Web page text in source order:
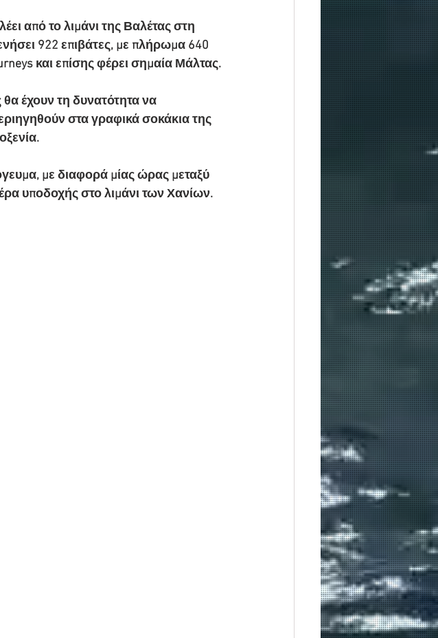
από το λιμάνι της Βαλέτας στη
922 επιβάτες, με πλήρωμα 640
και επίσης φέρει σημαία Μάλτας.
θα έχουν τη δυνατότητα να
στα γραφικά σοκάκια της
με διαφορά μίας ώρας μεταξύ
υποδοχής στο λιμάνι των Χανίων.